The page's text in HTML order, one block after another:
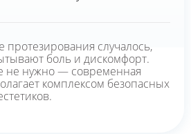
случалось,
боль и дискомфорт.
не нужно — современная
комплексом безопасных